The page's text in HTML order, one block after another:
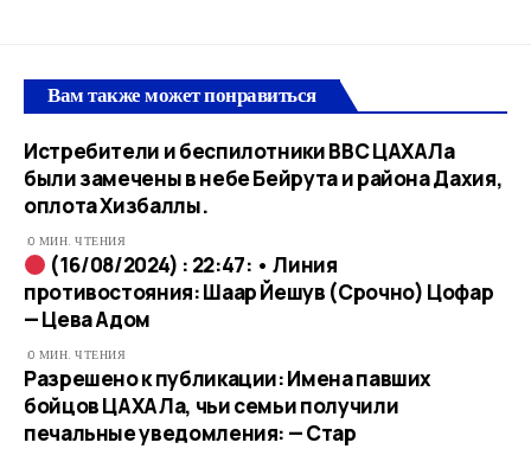
Вам также может понравиться
Истребители и беспилотники ВВС ЦАХАЛа
были замечены в небе Бейрута и района Дахия,
оплота Хизбаллы.
0 МИН. ЧТЕНИЯ
(16/08/2024) : 22:47: • Линия
противостояния: Шаар Йешув (Срочно) Цофар
— Цева Адом
0 МИН. ЧТЕНИЯ
Разрешено к публикации: Имена павших
бойцов ЦАХАЛа, чьи семьи получили
печальные уведомления: — Стар